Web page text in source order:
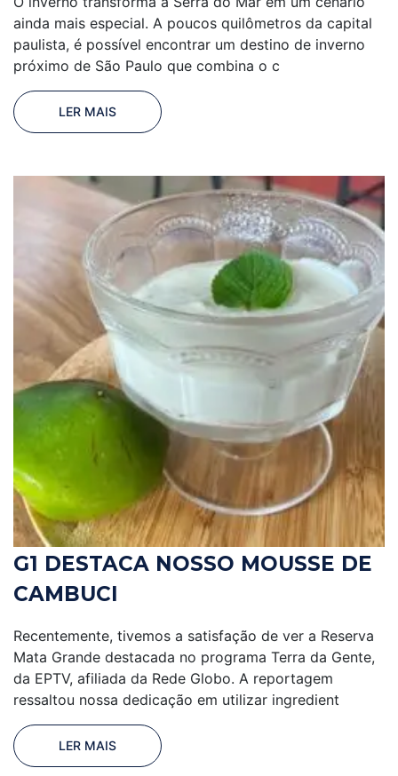
ainda mais especial. A poucos quilômetros da capital
paulista, é possível encontrar um destino de inverno
próximo de São Paulo que combina o c
LER MAIS
G1 DESTACA NOSSO MOUSSE DE
CAMBUCI
Recentemente, tivemos a satisfação de ver a Reserva
Mata Grande destacada no programa Terra da Gente,
da EPTV, afiliada da Rede Globo. A reportagem
ressaltou nossa dedicação em utilizar ingredient
LER MAIS